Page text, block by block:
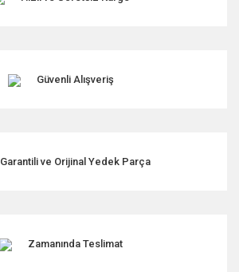
Güvenli Alışveriş
Garantili ve Orijinal Yedek Parça
Zamanında Teslimat